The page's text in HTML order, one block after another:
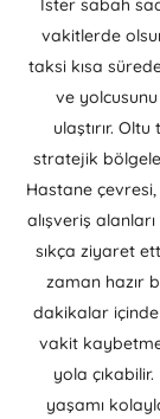
İster sabah
vakitlerde
taksi kısa
ve
ulaştırır.
stratejik
Hastane
alışveriş
sıkça ziyaret
zaman hazır
dakikalar
vakit
yola
yaşamı